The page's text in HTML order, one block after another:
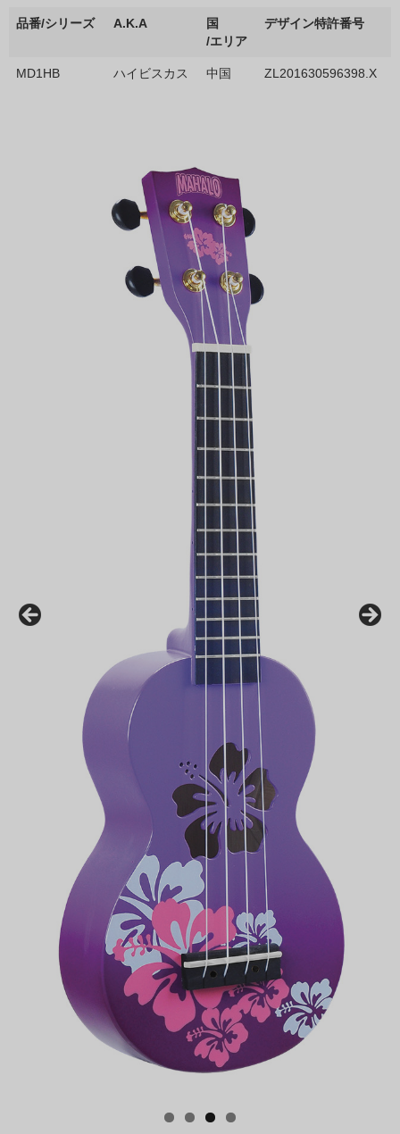
品番/シリーズ A.K.A
国
/エリア
デザイン特許番号
MD1HB ハイビスカス 中国 ZL201630596398.X